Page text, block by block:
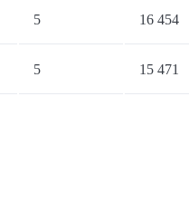
5 16 454
5 15 471